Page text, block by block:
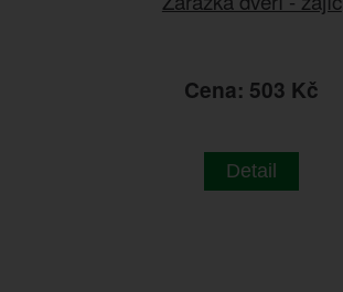
Cena: 503 Kč
Detail